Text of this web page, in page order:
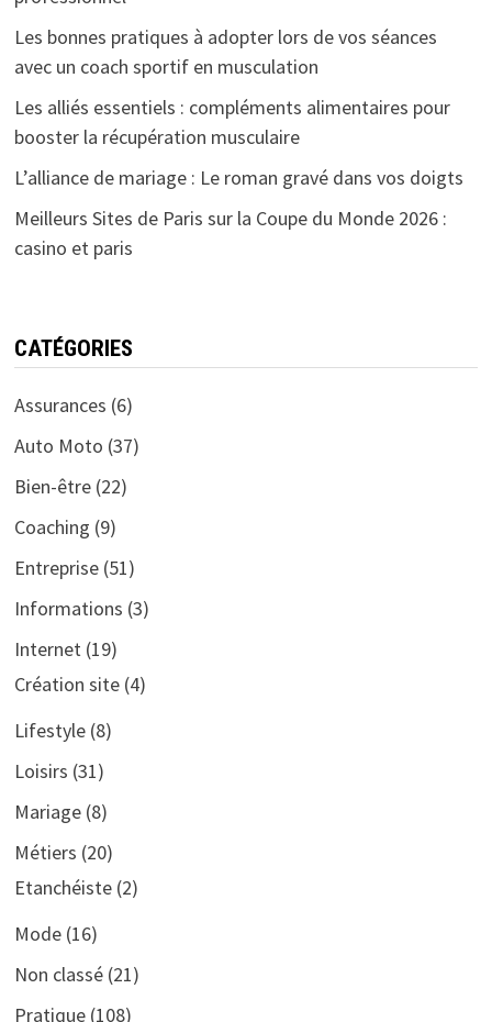
Les bonnes pratiques à adopter lors de vos séances
avec un coach sportif en musculation
Les alliés essentiels : compléments alimentaires pour
booster la récupération musculaire
L’alliance de mariage : Le roman gravé dans vos doigts
Meilleurs Sites de Paris sur la Coupe du Monde 2026 :
casino et paris
CATÉGORIES
Assurances (6)
Auto Moto (37)
Bien-être(22)
Coaching (9)
Entreprise(51)
Informations (3)
Internet(19)
Création site(4)
Lifestyle(8)
Loisirs (31)
Mariage(8)
Métiers (20)
Etanchéiste(2)
Mode(16)
Non classé(21)
Pratique(108)